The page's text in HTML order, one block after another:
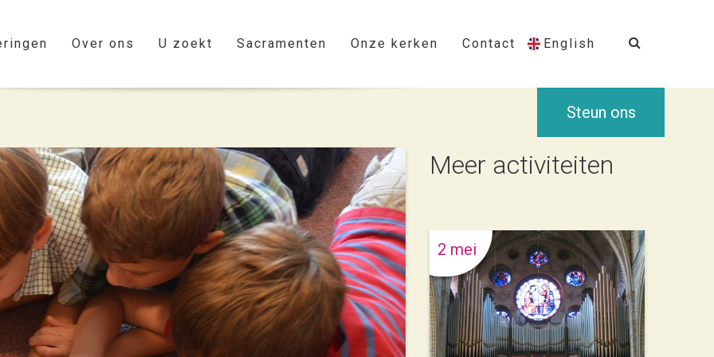
Over ons U zoekt Sacramenten Onze kerken Contact English
Steun ons
Meer activiteiten
2 mei